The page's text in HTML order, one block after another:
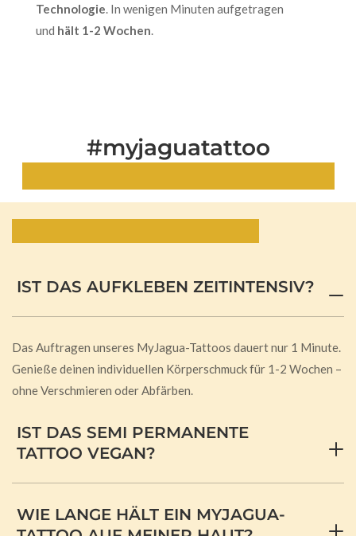
Technologie. In wenigen Minuten aufgetragen
und hält 1-2 Wochen.
#myjaguatattoo
IST DAS AUFKLEBEN ZEITINTENSIV?
Das Auftragen unseres MyJagua-Tattoos dauert nur 1 Minute.
Genieße deinen individuellen Körperschmuck für 1-2 Wochen –
ohne Verschmieren oder Abfärben.
IST DAS SEMI PERMANENTE
TATTOO VEGAN?
WIE LANGE HÄLT EIN MYJAGUA-